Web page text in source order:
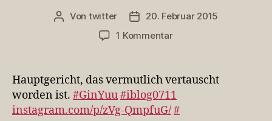
Beitragsautor
Von twitter Veröffentlichungsdatum
20. Februar 2015
1 Kommentarzu
vermutlich
worden
ist…
Hauptgericht, das vermutlich vertauscht
worden ist. #GinYuu#iblog0711
instagram.com/p/zVg-QmpfuG/#